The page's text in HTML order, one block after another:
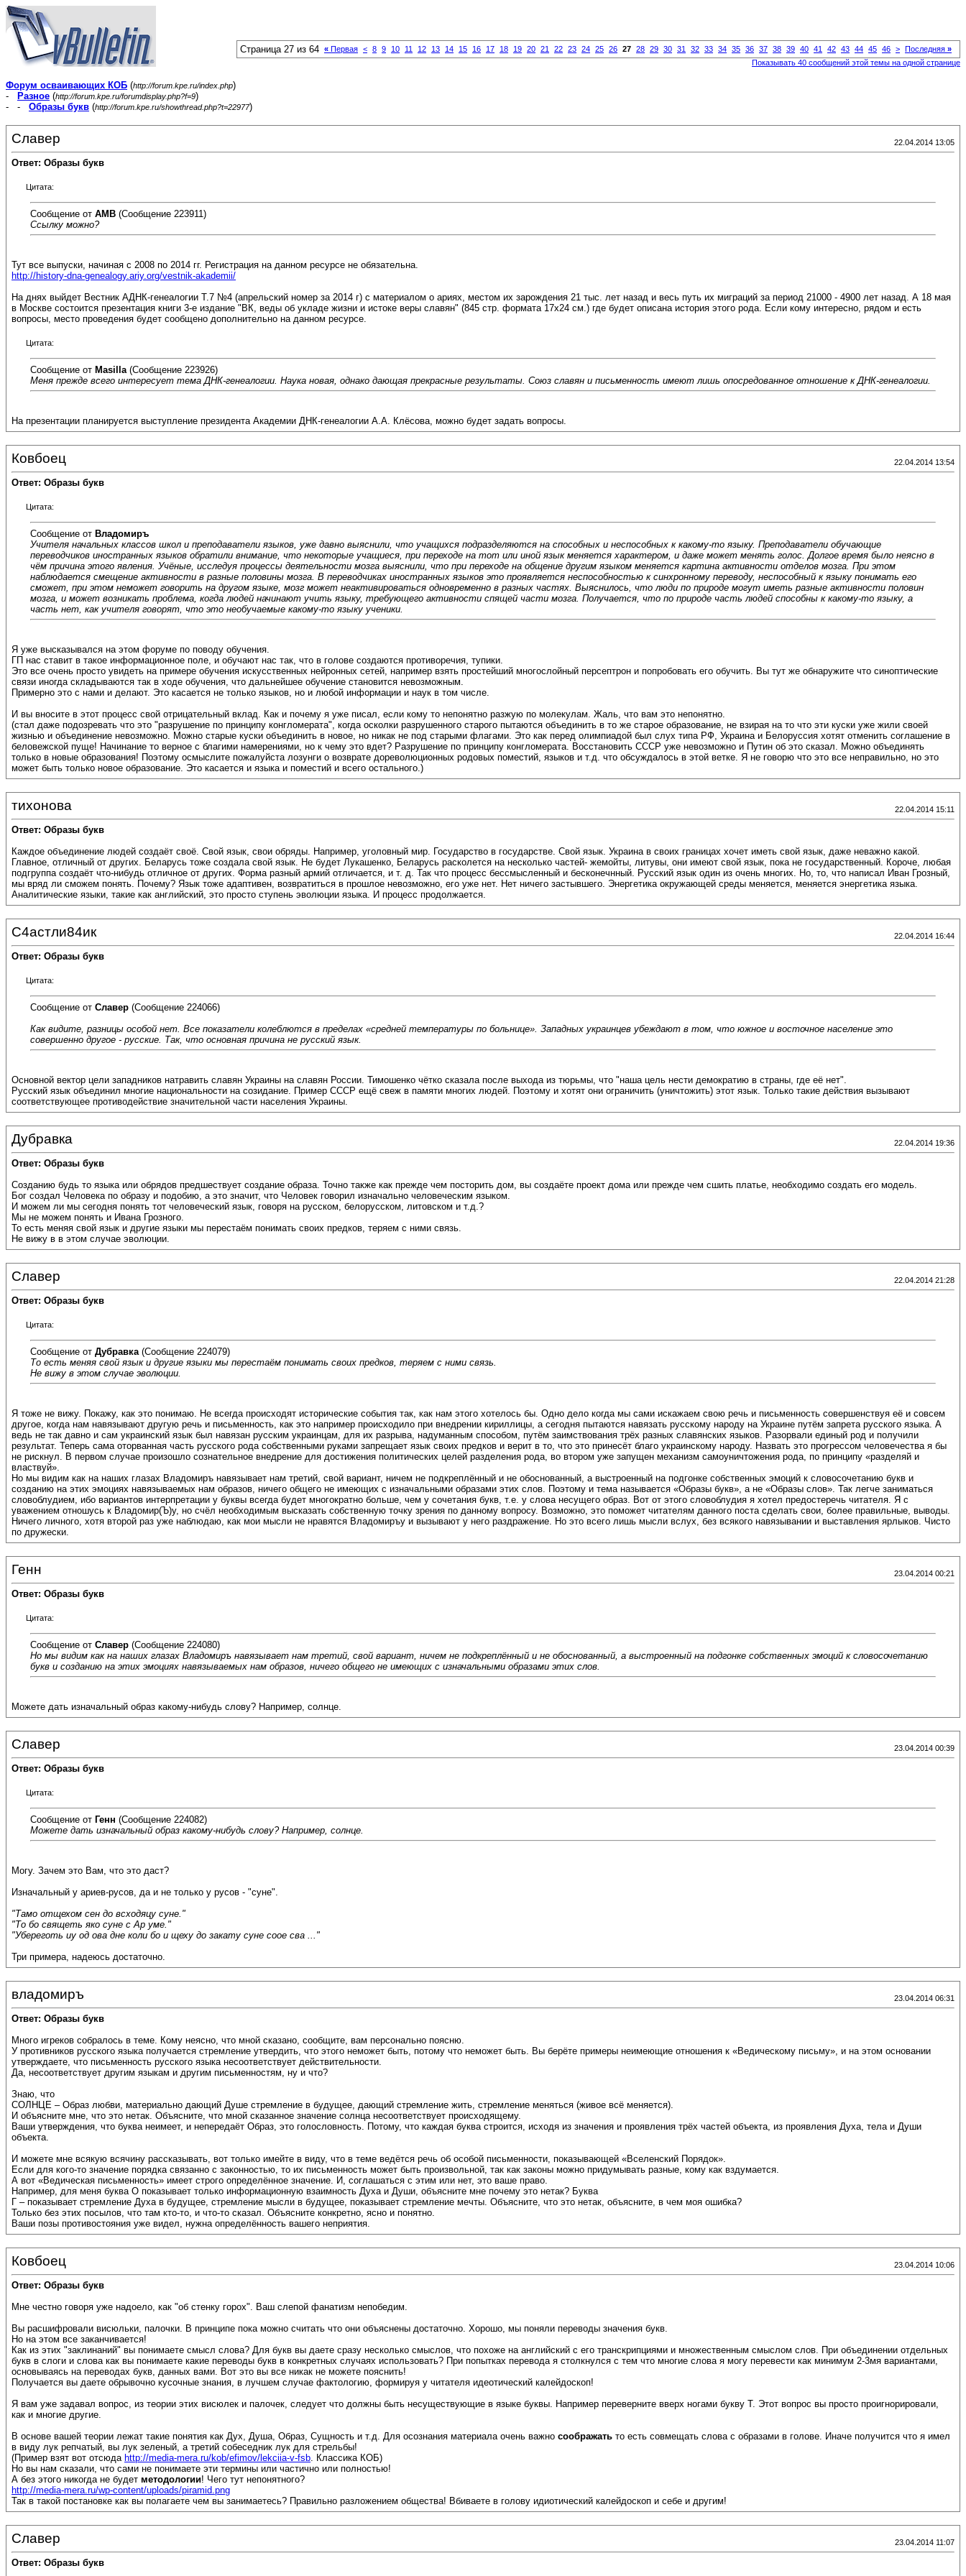
Страница 27 из 64 « Первая < 8 9 10 11 12 13 14 15 16 17 18 19 20 21 22 23 24 25 26 27 28 29 30 31 32 33 34 35 36 37 38 39 40 41 42 43 44 45 46 > Последняя »
Показывать 40 сообщений этой темы на одной странице
Форум осваивающих КОБ (http://forum.kpe.ru/index.php)
-
Разное (http://forum.kpe.ru/forumdisplay.php?f=9)
- - Образы букв (http://forum.kpe.ru/showthread.php?t=22977)
Славер 22.04.2014 13:05
Ответ: Образы букв
Цитата:
Сообщение от АМВ (Сообщение 223911)
Ссылку можно?
Тут все выпуски, начиная с 2008 по 2014 гг. Регистрация на данном ресурсе не обязательна.
http://history-dna-genealogy.ariy.org/vestnik-akademii/
На днях выйдет Вестник АДНК-генеалогии Т.7 №4 (апрельский номер за 2014 г) с материалом о ариях, местом их зарождения 21 тыс. лет назад и весь путь их миграций за период 21000 - 4900 лет назад. А 18 мая
в Москве состоится презентация книги 3-е издание "ВК, веды об укладе жизни и истоке веры славян" (845 стр. формата 17х24 см.) где будет описана история этого рода. Если кому интересно, рядом и есть
вопросы, место проведения будет сообщено дополнительно на данном ресурсе.
Цитата:
Сообщение от Masilla (Сообщение 223926)
Меня прежде всего интересует тема ДНК-генеалогии. Наука новая, однако дающая прекрасные результаты. Союз славян и письменность имеют лишь опосредованное отношение к ДНК-генеалогии.
На презентации планируется выступление президента Академии ДНК-генеалогии А.А. Клёсова, можно будет задать вопросы.
Ковбоец 22.04.2014 13:54
Ответ: Образы букв
Цитата:
Сообщение от Владомиръ
Учителя начальных классов школ и преподаватели языков, уже давно выяснили, что учащихся подразделяются на способных и неспособных к какому-то языку. Преподаватели обучающие
переводчиков иностранных языков обратили внимание, что некоторые учащиеся, при переходе на тот или иной язык меняется характером, и даже может менять голос. Долгое время было неясно в
чём причина этого явления. Учёные, исследуя процессы деятельности мозга выяснили, что при переходе на общение другим языком меняется картина активности отделов мозга. При этом
наблюдается смещение активности в разные половины мозга. В переводчиках иностранных языков это проявляется неспособностью к синхронному переводу, неспособный к языку понимать его
сможет, при этом неможет говорить на другом языке, мозг может неактивироваться одновременно в разных частях. Выяснилось, что люди по природе могут иметь разные активности половин
мозга, и может возникать проблема, когда людей начинают учить языку, требующего активности спящей части мозга. Получается, что по природе часть людей способны к какому-то языку, а
часть нет, как учителя говорят, что это необучаемые какому-то языку ученики.
Я уже высказывался на этом форуме по поводу обучения.
ГП нас ставит в такое информационное поле, и обучают нас так, что в голове создаются противоречия, тупики.
Это все очень просто увидеть на примере обучения искусственных нейронных сетей, например взять простейший многослойный персептрон и попробовать его обучить. Вы тут же обнаружите что синоптические
связи иногда складываются так в ходе обучения, что дальнейшее обучение становится невозможным.
Примерно это с нами и делают. Это касается не только языков, но и любой информации и наук в том числе.
И вы вносите в этот процесс свой отрицательный вклад. Как и почему я уже писал, если кому то непонятно разжую по молекулам. Жаль, что вам это непонятно.
(стал даже подозревать что это "разрушение по принципу конгломерата", когда осколки разрушенного старого пытаются объединить в то же старое образование, не взирая на то что эти куски уже жили своей
жизнью и объединение невозможно. Можно старые куски объединить в новое, но никак не под старыми флагами. Это как перед олимпиадой был слух типа РФ, Украина и Белоруссия хотят отменить соглашение в
беловежской пуще! Начинание то верное с благими намерениями, но к чему это вдет? Разрушение по принципу конгломерата. Восстановить СССР уже невозможно и Путин об это сказал. Можно объединять
только в новые образования! Поэтому осмыслите пожалуйста лозунги о возврате дореволюционных родовых поместий, языков и т.д. что обсуждалось в этой ветке. Я не говорю что это все неправильно, но это
может быть только новое образование. Это касается и языка и поместий и всего остального.)
тихонова 22.04.2014 15:11
Ответ: Образы букв
Каждое объединение людей создаёт своё. Свой язык, свои обряды. Например, уголовный мир. Государство в государстве. Свой язык. Украина в своих границах хочет иметь свой язык, даже неважно какой.
Главное, отличный от других. Беларусь тоже создала свой язык. Не будет Лукашенко, Беларусь расколется на несколько частей- жемойты, литувы, они имеют свой язык, пока не государственный. Короче, любая
подгруппа создаёт что-нибудь отличное от других. Форма разный армий отличается, и т. д. Так что процесс бессмысленный и бесконечнный. Русский язык один из очень многих. Но, то, что написал Иван Грозный,
мы вряд ли сможем понять. Почему? Язык тоже адаптивен, возвратиться в прошлое невозможно, его уже нет. Нет ничего застывшего. Энергетика окружающей среды меняется, меняется энергетика языка.
Аналитические языки, такие как английский, это просто ступень эволюции языка. И процесс продолжается.
С4астли84ик 22.04.2014 16:44
Ответ: Образы букв
Цитата:
Сообщение от Славер (Сообщение 224066)
Как видите, разницы особой нет. Все показатели колеблются в пределах «средней температуры по больнице». Западных украинцев убеждают в том, что южное и восточное население это
совершенно другое - русские. Так, что основная причина не русский язык.
Основной вектор цели западников натравить славян Украины на славян России. Тимошенко чётко сказала после выхода из тюрьмы, что "наша цель нести демократию в страны, где её нет".
Русский язык объединил многие национальности на созидание. Пример СССР ещё свеж в памяти многих людей. Поэтому и хотят они ограничить (уничтожить) этот язык. Только такие действия вызывают
соответствующее противодействие значительной части населения Украины.
Дубравка 22.04.2014 19:36
Ответ: Образы букв
Созданию будь то языка или обрядов предшествует создание образа. Точно также как прежде чем посторить дом, вы создаёте проект дома или прежде чем сшить платье, необходимо создать его модель.
Бог создал Человека по образу и подобию, а это значит, что Человек говорил изначально человеческим языком.
И можем ли мы сегодня понять тот человеческий язык, говоря на русском, белорусском, литовском и т.д.?
Мы не можем понять и Ивана Грозного.
То есть меняя свой язык и другие языки мы перестаём понимать своих предков, теряем с ними связь.
Не вижу в в этом случае эволюции.
Славер 22.04.2014 21:28
Ответ: Образы букв
Цитата:
Сообщение от Дубравка (Сообщение 224079)
То есть меняя свой язык и другие языки мы перестаём понимать своих предков, теряем с ними связь.
Не вижу в этом случае эволюции.
Я тоже не вижу. Покажу, как это понимаю. Не всегда происходят исторические события так, как нам этого хотелось бы. Одно дело когда мы сами искажаем свою речь и письменность совершенствуя её и совсем
другое, когда нам навязывают другую речь и письменность, как это например происходило при внедрении кириллицы, а сегодня пытаются навязать русскому народу на Украине путём запрета русского языка. А
ведь не так давно и сам украинский язык был навязан русским украинцам, для их разрыва, надуманным способом, путём заимствования трёх разных славянских языков. Разорвали единый род и получили
результат. Теперь сама оторванная часть русского рода собственными руками запрещает язык своих предков и верит в то, что это принесёт благо украинскому народу. Назвать это прогрессом человечества я бы
не рискнул. В первом случае произошло сознательное внедрение для достижения политических целей разделения рода, во втором уже запущен механизм самоуничтожения рода, по принципу «разделяй и
властвуй».
Но мы видим как на наших глазах Владомиръ навязывает нам третий, свой вариант, ничем не подкреплённый и не обоснованный, а выстроенный на подгонке собственных эмоций к словосочетанию букв и
созданию на этих эмоциях навязываемых нам образов, ничего общего не имеющих с изначальными образами этих слов. Поэтому и тема называется «Образы букв», а не «Образы слов». Так легче заниматься
словоблудием, ибо вариантов интерпретации у буквы всегда будет многократно больше, чем у сочетания букв, т.е. у слова несущего образ. Вот от этого словоблудия я хотел предостеречь читателя. Я с
уважением отношусь к Владомир(Ъ)у, но счёл необходимым высказать собственную точку зрения по данному вопросу. Возможно, это поможет читателям данного поста сделать свои, более правильные, выводы.
Ничего личного, хотя второй раз уже наблюдаю, как мои мысли не нравятся Владомиръу и вызывают у него раздражение. Но это всего лишь мысли вслух, без всякого навязывании и выставления ярлыков. Чисто
по дружески.
Генн 23.04.2014 00:21
Ответ: Образы букв
Цитата:
Сообщение от Славер (Сообщение 224080)
Но мы видим как на наших глазах Владомиръ навязывает нам третий, свой вариант, ничем не подкреплённый и не обоснованный, а выстроенный на подгонке собственных эмоций к словосочетанию
букв и созданию на этих эмоциях навязываемых нам образов, ничего общего не имеющих с изначальными образами этих слов.
Можете дать изначальный образ какому-нибудь слову? Например, солнце.
Славер 23.04.2014 00:39
Ответ: Образы букв
Цитата:
Сообщение от Генн (Сообщение 224082)
Можете дать изначальный образ какому-нибудь слову? Например, солнце.
Могу. Зачем это Вам, что это даст?
Изначальный у ариев-русов, да и не только у русов - "суне".
"Тамо отщехом сен до всходяцу суне."
"То бо свящеть яко суне с Ар уме."
"Убереготь иу од ова дне коли бо и щеху до закату суне соое сва ..."
Три примера, надеюсь достаточно.
владомиръ 23.04.2014 06:31
Ответ: Образы букв
Много игреков собралось в теме. Кому неясно, что мной сказано, сообщите, вам персонально поясню.
У противников русского языка получается стремление утвердить, что этого неможет быть, потому что неможет быть. Вы берёте примеры неимеющие отношения к «Ведическому письму», и на этом основании
утверждаете, что письменность русского языка несоответствует действительности.
Да, несоответствует другим языкам и другим письменностям, ну и что?
Знаю, что
СОЛНЦЕ – Образ любви, материально дающий Душе стремление в будущее, дающий стремление жить, стремление меняться (живое всё меняется).
И объясните мне, что это нетак. Объясните, что мной сказанное значение солнца несоответствует происходящему.
Ваши утверждения, что буква неимеет, и непередаёт Образ, это голословность. Потому, что каждая буква строится, исходя из значения и проявления трёх частей объекта, из проявления Духа, тела и Души
объекта.
И можете мне всякую всячину рассказывать, вот только имейте в виду, что в теме ведётся речь об особой письменности, показывающей «Вселенский Порядок».
Если для кого-то значение порядка связанно с законностью, то их письменность может быть произвольной, так как законы можно придумывать разные, кому как вздумается.
А вот «Ведическая письменность» имеет строго определённое значение. И, соглашаться с этим или нет, это ваше право.
Например, для меня буква О показывает только информационную взаимность Духа и Души, объясните мне почему это нетак? Буква
Г – показывает стремление Духа в будущее, стремление мысли в будущее, показывает стремление мечты. Объясните, что это нетак, объясните, в чем моя ошибка?
Только без этих посылов, что там кто-то, и что-то сказал. Объясните конкретно, ясно и понятно.
Ваши позы противостояния уже видел, нужна определённость вашего неприятия.
Ковбоец 23.04.2014 10:06
Ответ: Образы букв
Мне честно говоря уже надоело, как "об стенку горох". Ваш слепой фанатизм непобедим.
Вы расшифровали висюльки, палочки. В принципе пока можно считать что они объяснены достаточно. Хорошо, мы поняли переводы значения букв.
Но на этом все заканчивается!
Как из этих "заклинаний" вы понимаете смысл слова? Для букв вы даете сразу несколько смыслов, что похоже на английский с его транскрипциями и множественным смыслом слов. При объединении отдельных
букв в слоги и слова как вы понимаете какие переводы букв в конкретных случаях использовать? При попытках перевода я столкнулся с тем что многие слова я могу перевести как минимум 2-3мя вариантами,
основываясь на переводах букв, данных вами. Вот это вы все никак не можете пояснить!
Получается вы даете обрывочно кусочные знания, в лучшем случае фактологию, формируя у читателя идеотический калейдоскоп!
Я вам уже задавал вопрос, из теории этих висюлек и палочек, следует что должны быть несуществующие в языке буквы. Например переверните вверх ногами букву Т. Этот вопрос вы просто проигнорировали,
как и многие другие.
В основе вашей теории лежат такие понятия как Дух, Душа, Образ, Сущность и т.д. Для осознания материала очень важно соображать то есть совмещать слова с образами в голове. Иначе получится что я имел
в виду лук репчатый, вы лук зеленый, а третий собеседник лук для стрельбы!
(Пример взят вот отсюда http://media-mera.ru/kob/efimov/lekciia-v-fsb. Классика КОБ)
Но вы нам сказали, что сами не понимаете эти термины или частично или полностью!
А без этого никогда не будет методологии! Чего тут непонятного?
http://media-mera.ru/wp-content/uploads/piramid.png
Так в такой постановке как вы полагаете чем вы занимаетесь? Правильно разложением общества! Вбиваете в голову идиотический калейдоскоп и себе и другим!
Славер 23.04.2014 11:07
Ответ: Образы букв